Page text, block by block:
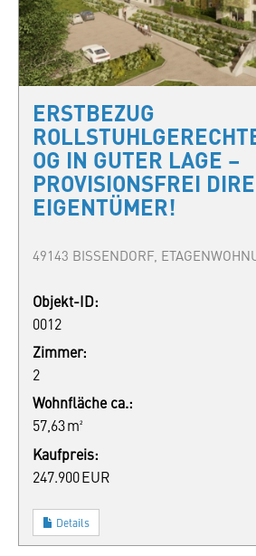
ERSTBEZUG
OG IN GUTER LAGE –
PROVISIONSFREI
EIGENTÜMER!
49143 BISSENDORF,
Objekt-ID:
0012
Zimmer:
2
Wohnfläche ca.:
57,63 m²
Kaufpreis:
247.900 EUR
Details